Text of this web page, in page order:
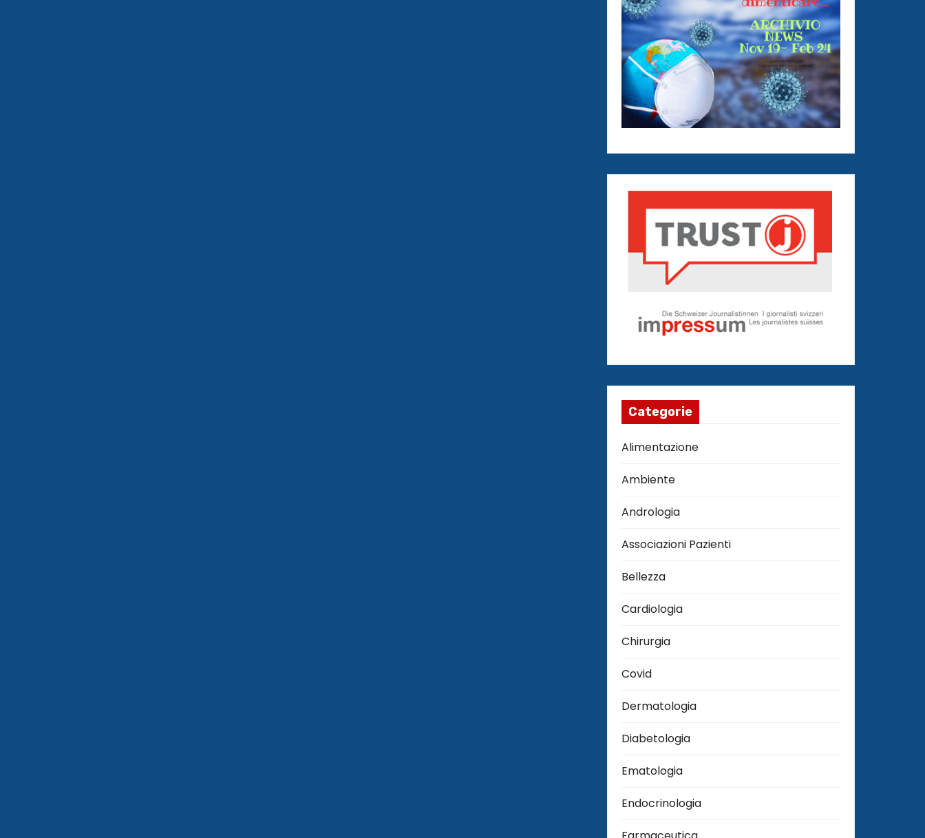
Categorie
Alimentazione
Ambiente
Andrologia
Associazioni Pazienti
Bellezza
Cardiologia
Chirurgia
Covid
Dermatologia
Diabetologia
Ematologia
Endocrinologia